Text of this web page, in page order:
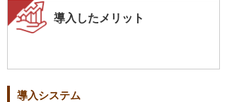
導入したメリット
導入システム